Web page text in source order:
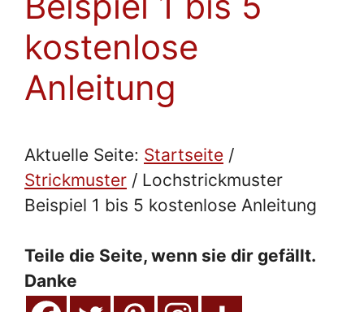
kostenlose
Anleitung
Aktuelle Seite: Startseite /
Strickmuster / Lochstrickmuster
Beispiel 1 bis 5 kostenlose Anleitung
Teile die Seite, wenn sie dir gefällt.
Danke